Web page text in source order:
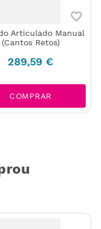
Articulado Manual
(Cantos Retos)
289,59 €
COMPRAR